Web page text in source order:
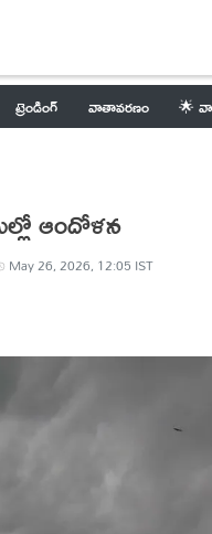
ట్రెండింగ్ వాతావరణం 🌟
ఆందోళన
May 26, 2026, 12:05 IST